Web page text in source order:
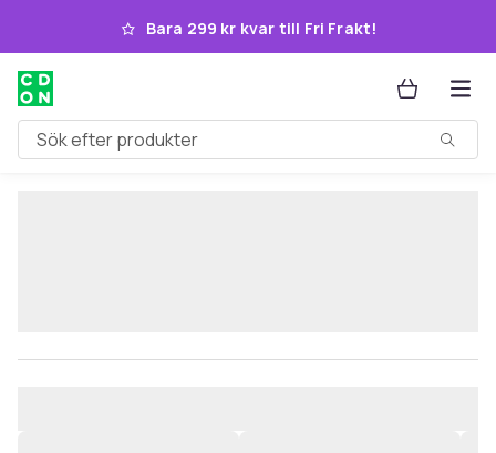
Hoppa till huvudinnehållet
Bara 299 kr kvar till Fri Frakt!
Sök efter produkter